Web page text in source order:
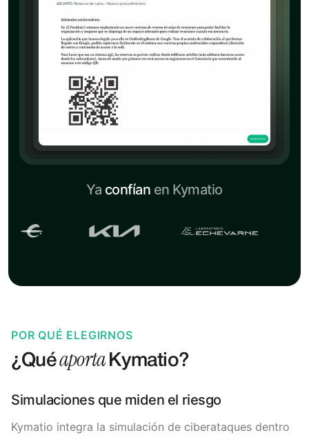
Ya confían en Kymatio
POR QUÉ ELEGIRNOS
¿Quéaporta Kymatio?
Simulaciones que miden el riesgo
Kymatio integra la simulación de ciberataques dentro